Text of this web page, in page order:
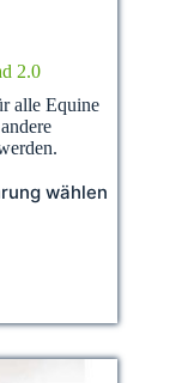
2.0
alle Equine
wählen